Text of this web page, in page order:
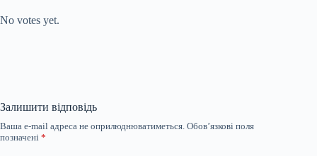
No votes yet.
Залишити відповідь
Ваша e-mail адреса не оприлюднюватиметься. Обов’язкові поля
позначені *